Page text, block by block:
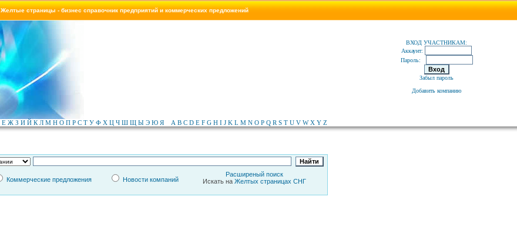
Желтые страницы - бизнес справочник предприятий и коммерческих предложений
ВХОД УЧАСТНИКАМ:
Аккаунт:
Пароль:
Забыл пароль
Добавить компанию
Е Ж З И Й К Л М Н О П Р С Т У Ф Х Ц Ч Ш Щ Ы Э Ю Я A B C D E F G H I J K L M N O P Q R S T U V W X Y Z
Коммерческие предложения Новости компаний
Расширеный поиск
Искать на Желтых страницах СНГ